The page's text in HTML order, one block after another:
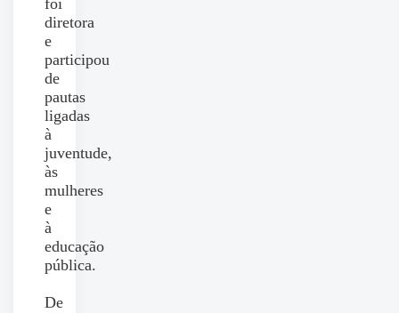
diretora
e
participou
de
pautas
ligadas
à
juventude,
às
mulheres
e
à
educação
pública.
De